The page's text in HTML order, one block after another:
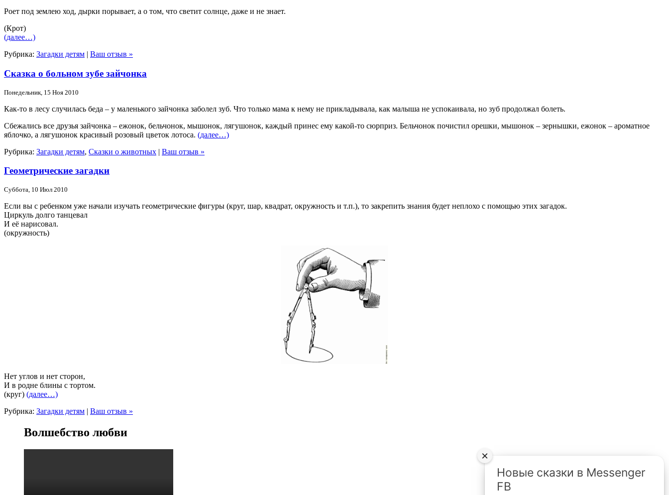
Роет под землею ход, дырки порывает, а о том, что светит солнце, даже и не знает.
(Крот)
(далее…)
Рубрика: Загадки детям | Ваш отзыв »
Сказка о больном зубе зайчонка
Понедельник, 15 Ноя 2010
Как-то в лесу случилась беда – у маленького зайчонка заболел зуб. Что только мама к нему не прикладывала, как малыша не успокаивала, но зуб продолжал болеть.
Сбежались все друзья зайчонка – ежонок, бельчонок, мышонок, лягушонок, каждый принес ему какой-то сюрприз. Бельчонок почистил орешки, мышонок – зернышки, ежонок – ароматное
яблочко, а лягушонок красивый розовый цветок лотоса. (далее…)
Рубрика: Загадки детям, Сказки о животных | Ваш отзыв »
Геометрические загадки
Суббота, 10 Июл 2010
Если вы с ребенком уже начали изучать геометрические фигуры (круг, шар, квадрат, окружность и т.п.), то закрепить знания будет неплохо с помощью этих загадок.
Циркуль долго танцевал
И её нарисовал.
(окружность)
Нет углов и нет сторон,
И в родне блины с тортом.
(круг) (далее…)
Рубрика: Загадки детям | Ваш отзыв »
Волшебство любви
Новые сказки в Messenger
FB
×